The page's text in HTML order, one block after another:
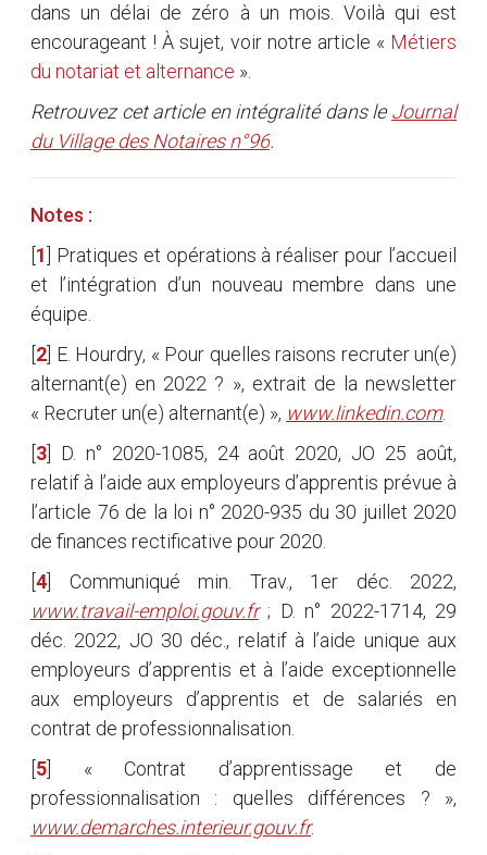
dans un délai de zéro à un mois. Voilà qui est
encourageant ! À sujet, voir notre article « Métiers
du notariat et alternance ».
Retrouvez cet article en intégralité dans leJournal
du Village des Notaires n°96.
Notes :
1
Pratiques et opérations à réaliser pour l’accueil
et l’intégration d’un nouveau membre dans une
équipe.
2 E. Hourdry, « Pour quelles raisons recruter un(e)
alternant(e) en 2022 ? », extrait de la newsletter
« Recruter un(e) alternant(e) », www.linkedin.com.
3
D. n° 2020-1085, 24 août 2020, JO 25 août,
relatif à l’aide aux employeurs d’apprentis prévue à
l’article 76 de la loi n° 2020-935 du 30 juillet 2020
de finances rectificative pour 2020.
4
Communiqué min. Trav., 1er déc. 2022,
www.travail-emploi.gouv.fr; D. n° 2022-1714, 29
déc. 2022, JO 30 déc., relatif à l’aide unique aux
employeurs d’apprentis et à l’aide exceptionnelle
aux employeurs d’apprentis et de salariés en
contrat de professionnalisation.
5
« Contrat d’apprentissage et de
professionnalisation : quelles différences ? »,
www.demarches.interieur.gouv.fr.